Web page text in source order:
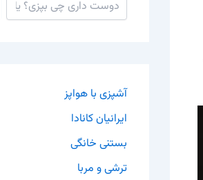
آشپزی با هواپز
ایرانیان کانادا
بستنی خانگی
ترشی و مربا